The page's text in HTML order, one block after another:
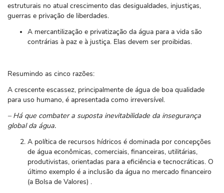
estruturais no atual crescimento das desigualdades, injustiças,
guerras e privação de liberdades.
A mercantilização e privatização da água para a vida são
contrárias à paz e à justiça. Elas devem ser proibidas.
Resumindo as cinco razões:
A crescente escassez, principalmente de água de boa qualidade
para uso humano, é apresentada como irreversível.
– Há que combater a suposta inevitabilidade da insegurança
global da água.
A política de recursos hídricos é dominada por concepções
de água econômicas, comerciais, financeiras, utilitárias,
produtivistas, orientadas para a eficiência e tecnocráticas. O
último exemplo é a inclusão da água no mercado financeiro
(a Bolsa de Valores) .